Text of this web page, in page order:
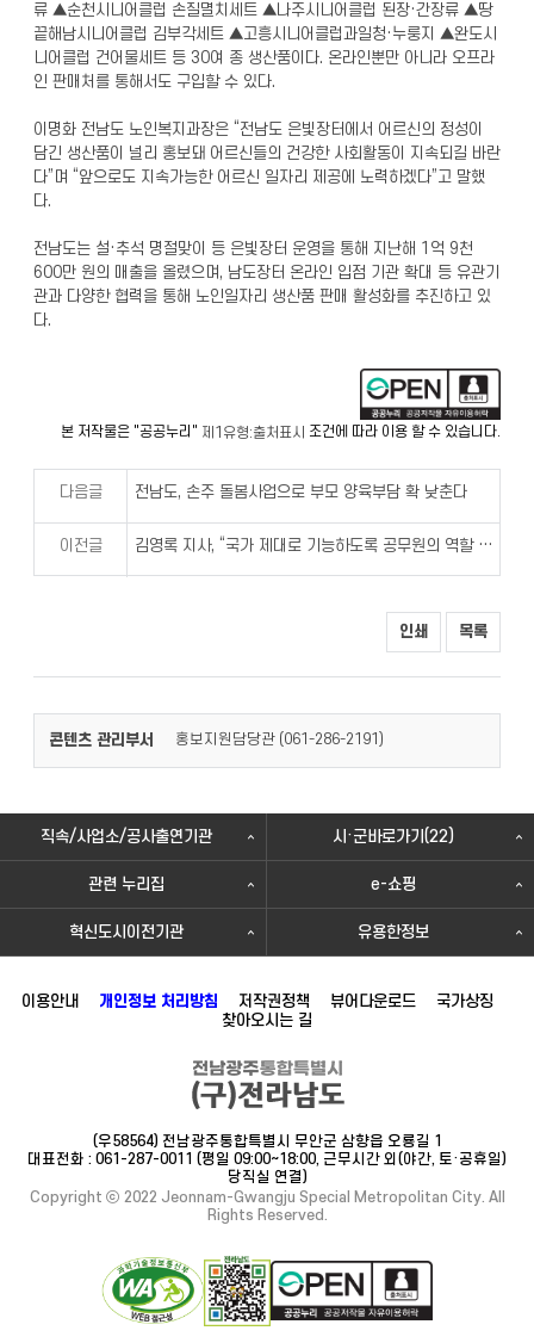
류 ▲순천시니어클럽 손질멸치세트 ▲나주시니어클럽 된장·간장류 ▲땅
끝해남시니어클럽 김부각세트 ▲고흥시니어클럽과일청·누룽지 ▲완도시
니어클럽 건어물세트 등 30여 종 생산품이다. 온라인뿐만 아니라 오프라
인 판매처를 통해서도 구입할 수 있다.
이명화 전남도 노인복지과장은 “전남도 은빛장터에서 어르신의 정성이
담긴 생산품이 널리 홍보돼 어르신들의 건강한 사회활동이 지속되길 바란
다”며 “앞으로도 지속가능한 어르신 일자리 제공에 노력하겠다”고 말했
다.
전남도는 설·추석 명절맞이 등 은빛장터 운영을 통해 지난해 1억 9천
600만 원의 매출을 올렸으며, 남도장터 온라인 입점 기관 확대 등 유관기
관과 다양한 협력을 통해 노인일자리 생산품 판매 활성화를 추진하고 있
다.
본 저작물은 "공공누리" 제1유형:출처표시 조건에 따라 이용 할 수 있습니다.
다음글 전남도, 손주 돌봄사업으로 부모 양육부담 확 낮춘다
이전글 김영록 지사, “국가 제대로 기능하도록 공무원의 역할 충실해야”
인쇄 목록
콘텐츠 관리부서 홍보지원담당관 (061-286-2191 )
직속/사업소/공사출연기관 시·군바로가기(22)
관련 누리집 e-쇼핑
혁신도시이전기관 유용한정보
이용안내 개인정보 처리방침 저작권정책 뷰어다운로드
국가상징
찾아오시는 길
(우58564) 전남광주통합특별시 무안군 삼향읍 오룡길 1
대표전화 : 061-287-0011 (평일 09:00~18:00, 근무시간 외(야간, 토·공휴일)
당직실 연결)
Copyright ⓒ 2022 Jeonnam-Gwangju Special Metropolitan City. All
Rights Reserved.